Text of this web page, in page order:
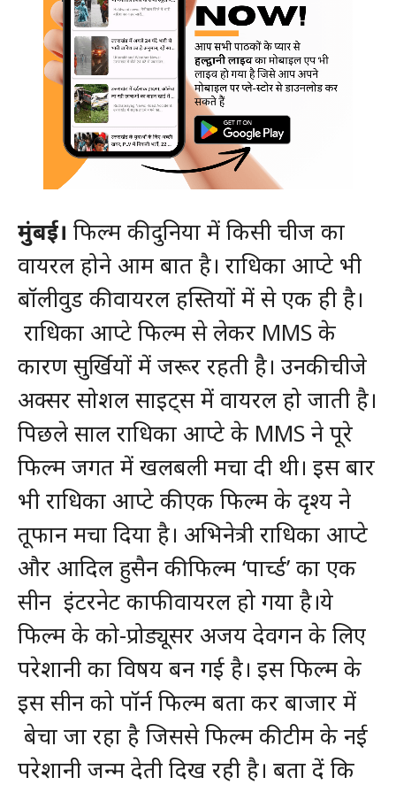
मुंबई। फिल्म की दुनिया में किसी चीज का
वायरल होने आम बात है। राधिका आप्टे भी
बॉलीवुड की वायरल हस्तियों में से एक ही है।
राधिका आप्टे फिल्म से लेकर MMS के
कारण सुर्खियों में जरूर रहती है। उनकी चीजे
अक्सर सोशल साइट्स में वायरल हो जाती है।
पिछले साल राधिका आप्टे के MMS ने पूरे
फिल्म जगत में खलबली मचा दी थी। इस बार
भी राधिका आप्टे की एक फिल्म के दृश्य ने
तूफान मचा दिया है। अभिनेत्री राधिका आप्टे
और आदिल हुसैन की फिल्म ‘पार्च्ड’ का एक
सीन इंटरनेट काफी वायरल हो गया है।ये
फिल्म के को-प्रोड्यूसर अजय देवगन के लिए
परेशानी का विषय बन गई है। इस फिल्म के
इस सीन को पॉर्न फिल्म बता कर बाजार में
बेचा जा रहा है जिससे फिल्म की टीम के नई
परेशानी जन्म देती दिख रही है। बता दें कि